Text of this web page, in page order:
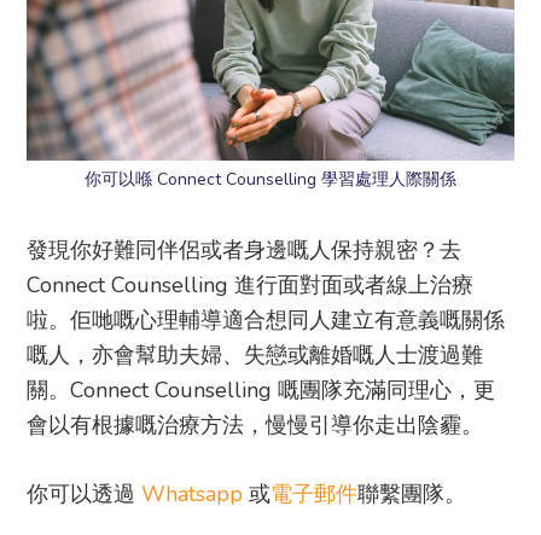
你可以喺 Connect Counselling 學習處理人際關係
發現你好難同伴侶或者身邊嘅人保持親密？去
Connect Counselling 進行面對面或者線上治療
啦。佢哋嘅心理輔導適合想同人建立有意義嘅關係
嘅人，亦會幫助夫婦、失戀或離婚嘅人士渡過難
關。Connect Counselling 嘅團隊充滿同理心，更
會以有根據嘅治療方法，慢慢引導你走出陰霾。
你可以透過Whatsapp 或電子郵件聯繫團隊。